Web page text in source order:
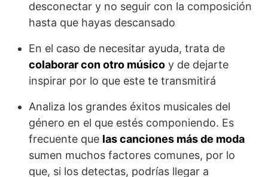
desconectar y no seguir con la composición
hasta que hayas descansado
En el caso de necesitar ayuda, trata de
colaborar con otro músico y de dejarte
inspirar por lo que este te transmitirá
Analiza los grandes éxitos musicales del
género en el que estés componiendo. Es
frecuente que las canciones más de moda
sumen muchos factores comunes, por lo
que, si los detectas, podrías llegar a